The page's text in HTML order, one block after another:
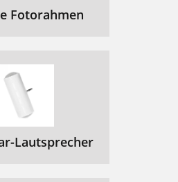
Fotorahmen
Lautsprecher